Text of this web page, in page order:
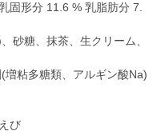
形分 11.6 % 乳脂肪分 7.
砂糖、抹茶、生クリーム、
多糖類、アルギン酸Na)